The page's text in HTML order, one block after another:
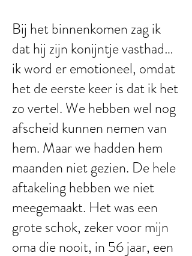
Bij het binnenkomen zag ik
dat hij zijn konijntje vasthad…
ik word er emotioneel, omdat
het de eerste keer is dat ik het
zo vertel. We hebben wel nog
afscheid kunnen nemen van
hem. Maar we hadden hem
maanden niet gezien. De hele
aftakeling hebben we niet
meegemaakt. Het was een
grote schok, zeker voor mijn
oma die nooit, in 56 jaar, een